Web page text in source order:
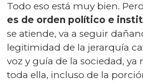
Todo eso está muy bien. Pero
es de orden político e
se atiende, va a seguir
legitimidad de la jerarquía
voz y guía de la sociedad, ya
toda ella, incluso de la